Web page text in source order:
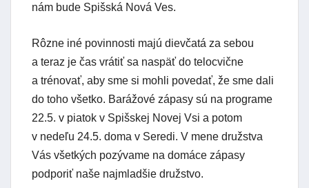
nám bude Spišská Nová Ves.
Rôzne iné povinnosti majú dievčatá za sebou
a teraz je čas vrátiť sa naspäť do telocvične
a trénovať, aby sme si mohli povedať, že sme dali
do toho všetko. Barážové zápasy sú na programe
22.5. v piatok v Spišskej Novej Vsi a potom
v nedeľu 24.5. doma v Seredi. V mene družstva
Vás všetkých pozývame na domáce zápasy
podporiť naše najmladšie družstvo.